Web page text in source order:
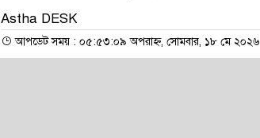
Astha DESK
আপডেট সময় : ০৫:৫৩:০৯ অপরাহ্ন, সোমবার, ১৮ মে ২০২৬